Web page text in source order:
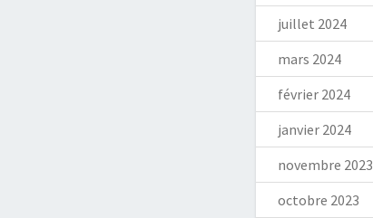
juillet 2024
mars 2024
février 2024
janvier 2024
novembre 2023
octobre 2023